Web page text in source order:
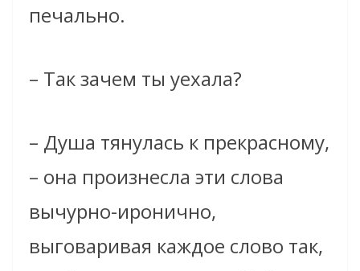
печально.
– Так зачем ты уехала?
– Душа тянулась к прекрасному,
– она произнесла эти слова
вычурно-иронично,
выговаривая каждое слово так,